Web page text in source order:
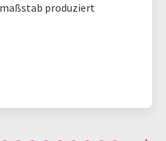
produziert